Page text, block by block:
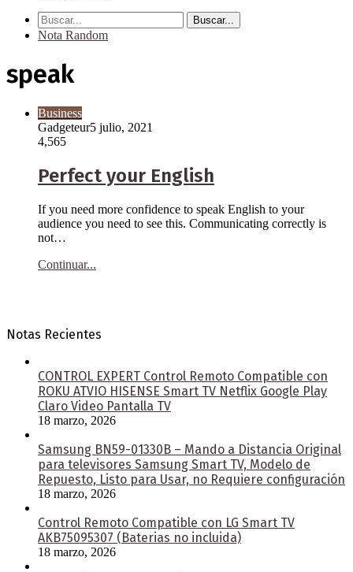
Buscar...
Nota Random
speak
Business
Gadgeteur5 julio, 2021
4,565
Perfect your English
If you need more confidence to speak English to your
audience you need to see this. Communicating correctly is
not…
Continuar...
Notas Recientes
CONTROL EXPERT Control Remoto Compatible con
ROKU ATVIO HISENSE Smart TV Netflix Google Play
Claro Video Pantalla TV
18 marzo, 2026
Samsung BN59-01330B – Mando a Distancia Original
para televisores Samsung Smart TV, Modelo de
Repuesto, Listo para Usar, no Requiere configuración
18 marzo, 2026
Control Remoto Compatible con LG Smart TV
AKB75095307 (Baterias no incluida)
18 marzo, 2026